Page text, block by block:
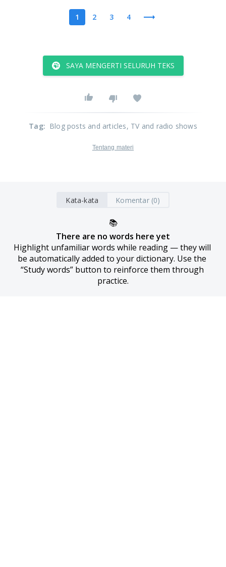
1 2 3 4
SAYA MENGERTI SELURUH TEKS
Tag: Blog posts and articles, TV and radio shows
Tentang materi
Kata-kata Komentar (0)
📚
There are no words here yet
Highlight unfamiliar words while reading — they will
be automatically added to your dictionary. Use the
“Study words” button to reinforce them through
practice.